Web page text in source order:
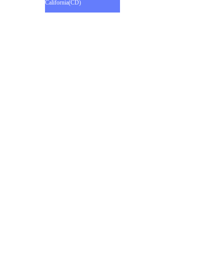
California(CD)